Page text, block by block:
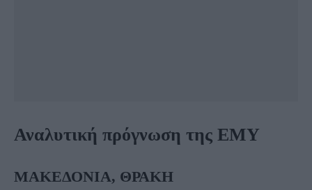
Αναλυτική πρόγνωση της ΕΜΥ
ΜΑΚΕΔΟΝΙΑ, ΘΡΑΚΗ